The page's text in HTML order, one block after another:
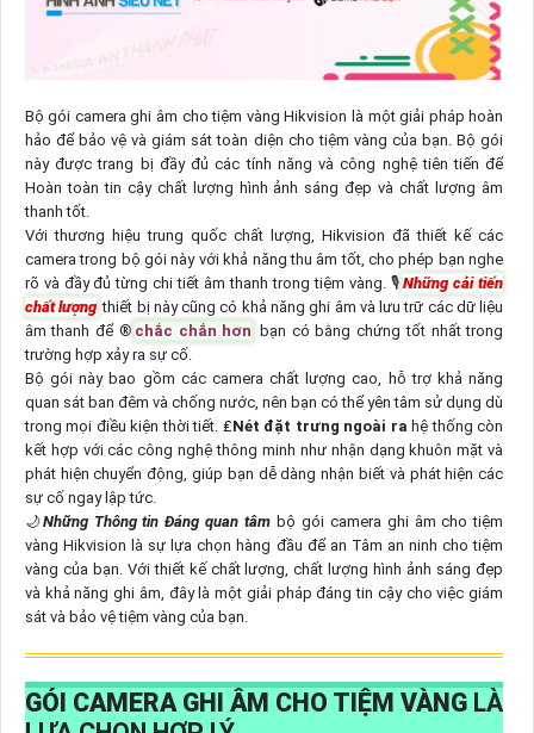
Bộ gói camera ghi âm cho tiệm vàng Hikvision là một giải pháp hoàn
hảo để bảo vệ và giám sát toàn diện cho tiệm vàng của bạn. Bộ gói
này được trang bị đầy đủ các tính năng và công nghệ tiên tiến để
Hoàn toàn tin cậy chất lượng hình ảnh sáng đẹp và chất lượng âm
thanh tốt.
Với thương hiệu trung quốc chất lượng, Hikvision đã thiết kế các
camera trong bộ gói này với khả năng thu âm tốt, cho phép bạn nghe
rõ và đầy đủ từng chi tiết âm thanh trong tiệm vàng. 🎙 Những cải tiến
chất lượng thiết bị này cũng có khả năng ghi âm và lưu trữ các dữ liệu
âm thanh để ®️ chắc chắn hơn
bạn có bằng chứng tốt nhất trong
trường hợp xảy ra sự cố.
Bộ gói này bao gồm các camera chất lượng cao, hỗ trợ khả năng
quan sát ban đêm và chống nước, nên bạn có thể yên tâm sử dụng dù
trong mọi điều kiện thời tiết. ₤Nét đặt trưng ngoài ra hệ thống còn
kết hợp với các công nghệ thông minh như nhận dạng khuôn mặt và
phát hiện chuyển động, giúp bạn dễ dàng nhận biết và phát hiện các
sự cố ngay lập tức.
🌙Những Thông tin Đáng quan tâm bộ gói camera ghi âm cho tiệm
vàng Hikvision là sự lựa chọn hàng đầu để an Tâm an ninh cho tiệm
vàng của bạn. Với thiết kế chất lượng, chất lượng hình ảnh sáng đẹp
và khả năng ghi âm, đây là một giải pháp đáng tin cậy cho việc giám
sát và bảo vệ tiệm vàng của bạn.
GÓI CAMERA GHI ÂM CHO TIỆM VÀNG LÀ